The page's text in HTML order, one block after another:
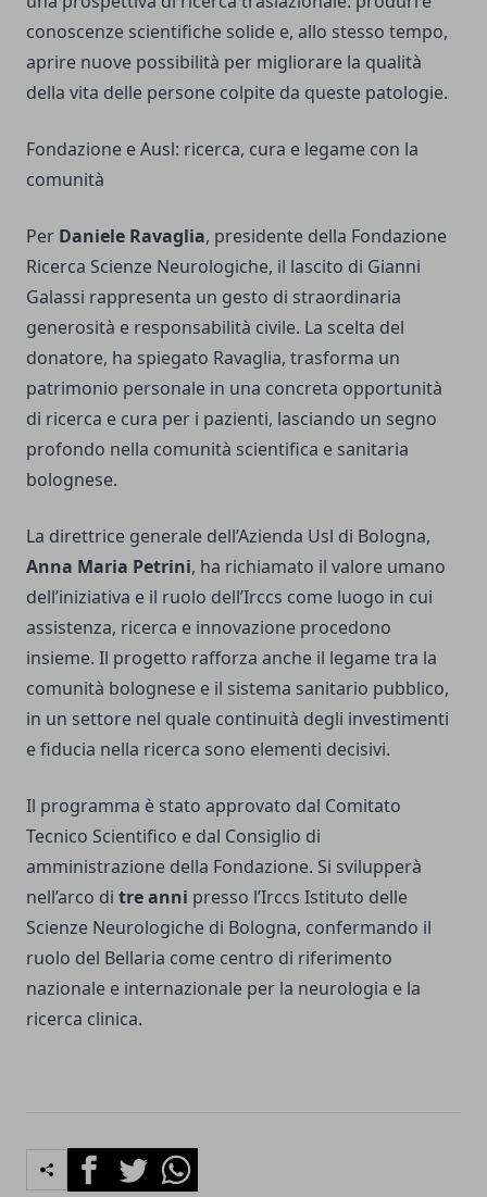
conoscenze scientifiche solide e, allo stesso tempo,
aprire nuove possibilità per migliorare la qualità
della vita delle persone colpite da queste patologie.
Fondazione e Ausl: ricerca, cura e legame con la
comunità
Per Daniele Ravaglia, presidente della Fondazione
Ricerca Scienze Neurologiche, il lascito di Gianni
Galassi rappresenta un gesto di straordinaria
generosità e responsabilità civile. La scelta del
donatore, ha spiegato Ravaglia, trasforma un
patrimonio personale in una concreta opportunità
di ricerca e cura per i pazienti, lasciando un segno
profondo nella comunità scientifica e sanitaria
bolognese.
La direttrice generale dell’Azienda Usl di Bologna,
Anna Maria Petrini, ha richiamato il valore umano
dell’iniziativa e il ruolo dell’Irccs come luogo in cui
assistenza, ricerca e innovazione procedono
insieme. Il progetto rafforza anche il legame tra la
comunità bolognese e il sistema sanitario pubblico,
in un settore nel quale continuità degli investimenti
e fiducia nella ricerca sono elementi decisivi.
Il programma è stato approvato dal Comitato
Tecnico Scientifico e dal Consiglio di
amministrazione della Fondazione. Si svilupperà
nell’arco di tre anni presso l’Irccs Istituto delle
Scienze Neurologiche di Bologna, confermando il
ruolo del Bellaria come centro di riferimento
nazionale e internazionale per la neurologia e la
ricerca clinica.
FacebookTwitterWhatsapp